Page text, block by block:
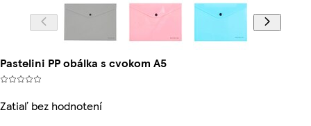
Pastelini PP obálka s cvokom A5
Zatiaľ bez hodnotení